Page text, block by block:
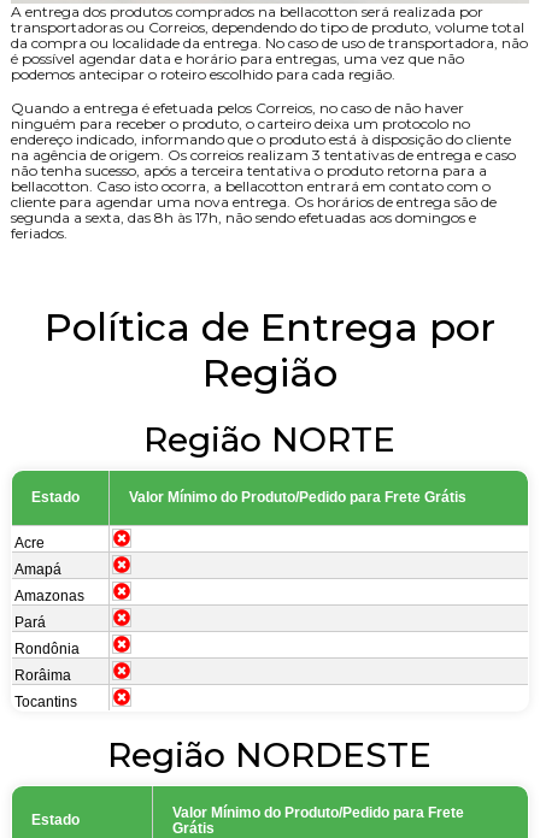
A entrega dos produtos comprados na bellacotton será realizada por
transportadoras ou Correios, dependendo do tipo de produto, volume total
da compra ou localidade da entrega. No caso de uso de transportadora, não
é possível agendar data e horário para entregas, uma vez que não
podemos antecipar o roteiro escolhido para cada região.
Quando a entrega é efetuada pelos Correios, no caso de não haver
ninguém para receber o produto, o carteiro deixa um protocolo no
endereço indicado, informando que o produto está à disposição do cliente
na agência de origem. Os correios realizam 3 tentativas de entrega e caso
não tenha sucesso, após a terceira tentativa o produto retorna para a
bellacotton. Caso isto ocorra, a bellacotton entrará em contato com o
cliente para agendar uma nova entrega. Os horários de entrega são de
segunda a sexta, das 8h às 17h, não sendo efetuadas aos domingos e
feriados.
Política de Entrega por
Região
Região NORTE
Estado Valor Mínimo do Produto/Pedido para Frete Grátis
Acre
Amap
Amazonas
Par
Rondônia
Rorâima
Tocantins
Região NORDESTE
Estado
Valor Mínimo do Produto/Pedido para Frete
Grátis